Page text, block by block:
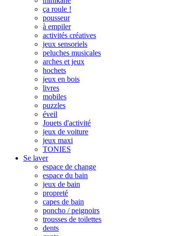
ça roule !
pousseur
à empiler
activités créatives
jeux sensoriels
peluches musicales
arches et jeux
hochets
jeux en bois
livres
mobiles
puzzles
éveil
Jouets d'activité
jeux de voiture
jeux maxi
TONIES
Se laver
espace de change
espace du bain
jeux de bain
propreté
capes de bain
poncho / peignoirs
trousses de toilettes
dents